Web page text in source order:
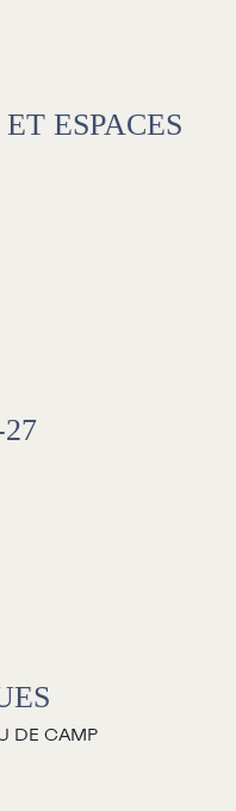
ESPACES
DE CAMP